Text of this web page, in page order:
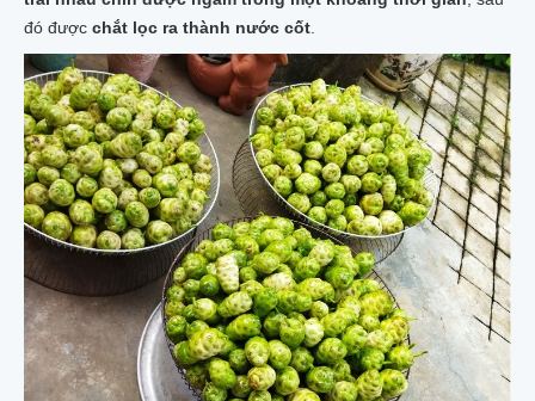
đó được chắt lọc ra thành nước cốt